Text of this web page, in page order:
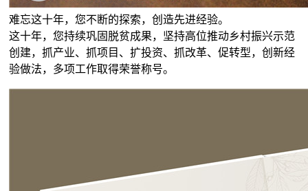
难忘这十年，您不断的探索，创造先进经验。
这十年，您持续巩固脱贫成果，坚持高位推动乡村振兴示范
创建，抓产业、抓项目、扩投资、抓改革、促转型，创新经
验做法，多项工作取得荣誉称号。